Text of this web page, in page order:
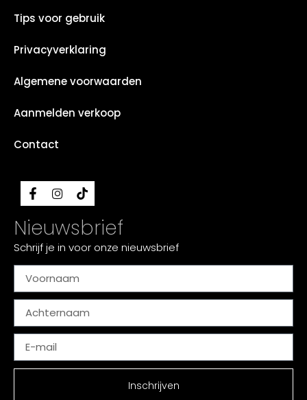
Tips voor gebruik
Privacyverklaring
Algemene voorwaarden
Aanmelden verkoop
Contact
Nieuwsbrief
Schrijf je in voor onze nieuwsbrief
Inschrijven